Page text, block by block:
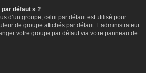
par défaut » ?
d’un groupe, celui par défaut est utilisé pour
de groupe affichés par défaut. L’administrateur
votre groupe par défaut via votre panneau de